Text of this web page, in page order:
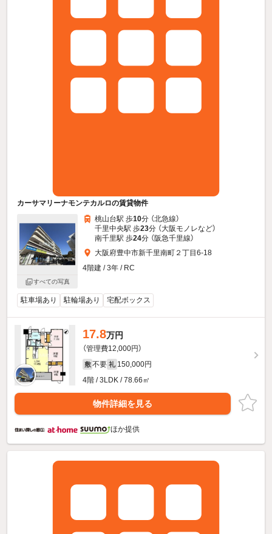
カーサマリーナモンテカルロの賃貸物件
すべての写真
桃山台駅 歩10分 （北急線）
千里中央駅 歩23分 （大阪モノレなど）
南千里駅 歩24分 （阪急千里線）
大阪府豊中市新千里南町２丁目6-18
4階建 / 3年 / RC
駐車場あり 駐輪場あり 宅配ボックス
17.8万円
（管理費12,000円）
敷 不要 礼 150,000円
4階 / 3LDK / 78.66㎡
物件詳細を見る
ほか提供